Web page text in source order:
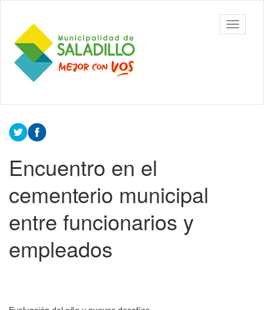
contenido
principal
Municipalidad
de Saladillo
barra
Contenido
principal
Encuentro en el
cementerio municipal
entre funcionarios y
empleados